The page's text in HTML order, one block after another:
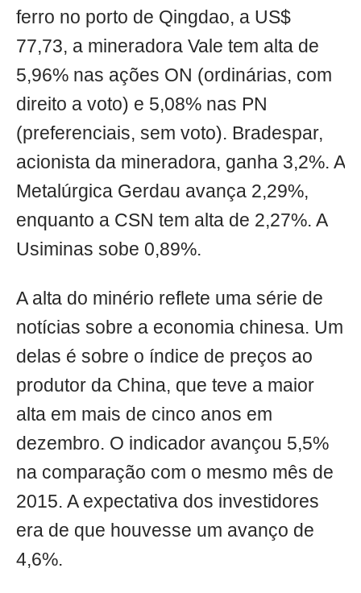
ferro no porto de Qingdao, a US$
77,73, a mineradora Vale tem alta de
5,96% nas ações ON (ordinárias, com
direito a voto) e 5,08% nas PN
(preferenciais, sem voto). Bradespar,
acionista da mineradora, ganha 3,2%. A
Metalúrgica Gerdau avança 2,29%,
enquanto a CSN tem alta de 2,27%. A
Usiminas sobe 0,89%.
A alta do minério reflete uma série de
notícias sobre a economia chinesa. Um
delas é sobre o índice de preços ao
produtor da China, que teve a maior
alta em mais de cinco anos em
dezembro. O indicador avançou 5,5%
na comparação com o mesmo mês de
2015. A expectativa dos investidores
era de que houvesse um avanço de
4,6%.